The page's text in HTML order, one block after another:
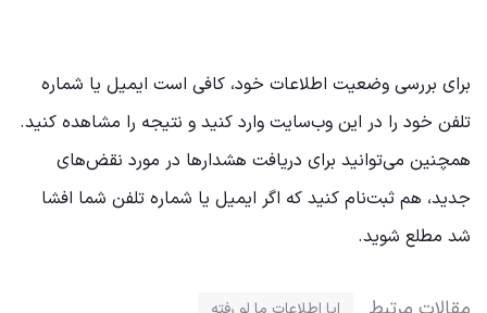
برای بررسی وضعیت اطلاعات خود، کافی است ایمیل یا شماره
تلفن خود را در این وب‌سایت وارد کنید و نتیجه را مشاهده کنید.
همچنین می‌توانید برای دریافت هشدارها در مورد نقض‌های
جدید، هم ثبت‌نام کنید که اگر ایمیل یا شماره تلفن شما افشا
شد مطلع شوید.